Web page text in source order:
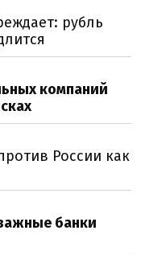
рубль
компаний
России как
банки